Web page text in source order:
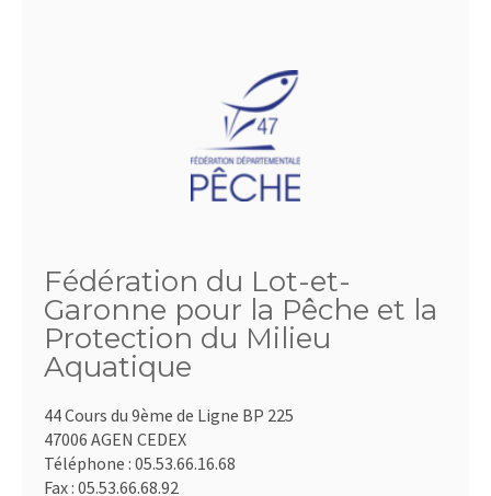
Fédération du Lot-et-
Garonne pour la Pêche et la
Protection du Milieu
Aquatique
44 Cours du 9ème de Ligne BP 225
47006 AGEN CEDEX
Téléphone : 05.53.66.16.68
Fax : 05.53.66.68.92